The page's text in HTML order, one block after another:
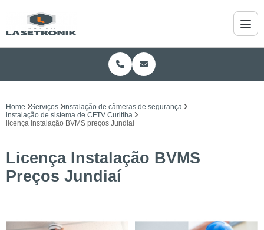
Home Serviços
instalação de câmeras de segurança
instalação de sistema de CFTV Curitiba
licença instalação BVMS preços Jundiaí
Licença Instalação BVMS
Preços Jundiaí